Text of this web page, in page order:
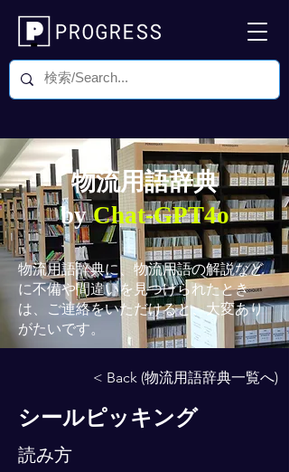
物流用語辞典
byChat-GPT4o
物流用語辞典に、物流用語の解説など
に不備や間違いを見つけられたとき
は、ご連絡をいただけると、大変あり
がたいです。
< Back (物流用語辞典一覧へ)
シールピッキング
読み方